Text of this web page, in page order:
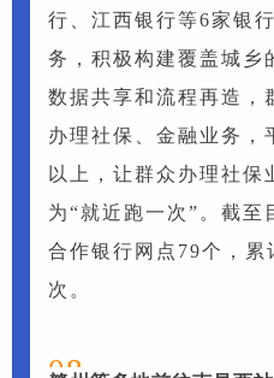
行、江西银行等6家银
务，积极构建覆盖城乡
数据共享和流程再造，
办理社保、金融业务，
以上，让群众办理社保
为“就近跑一次”。截至
合作银行网点79个，累
次。